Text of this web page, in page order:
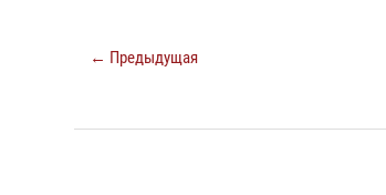
← Предыдущая